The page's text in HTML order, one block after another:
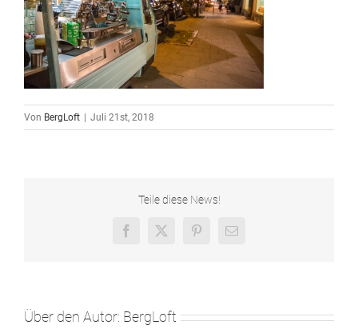
Von BergLoft | Juli 21st, 2018
Teile diese News!
Facebook
X Pinterest
E-
Über den Autor: BergLoft